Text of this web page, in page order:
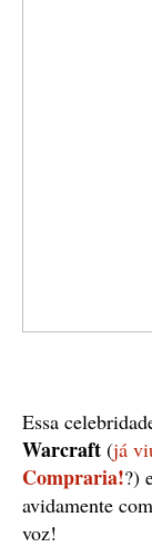
Essa
Warcraft (já
Compraria!?)
avidamente
voz!